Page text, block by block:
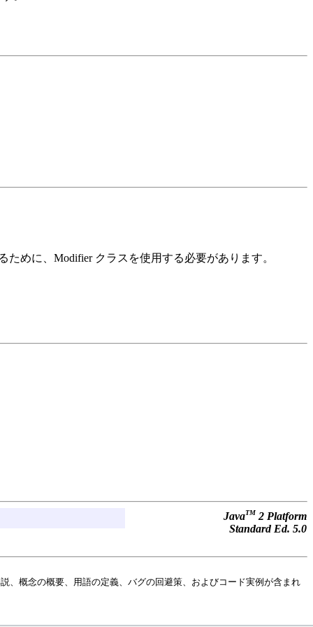
めに、Modifier クラスを使用する必要があります。
JavaTM 2 Platform
Standard Ed. 5.0
、概念の概要、用語の定義、バグの回避策、およびコード実例が含まれ